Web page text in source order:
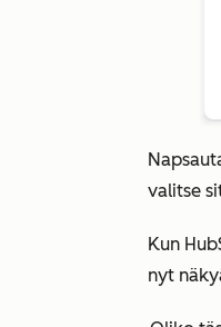
valitse
Kun
nyt